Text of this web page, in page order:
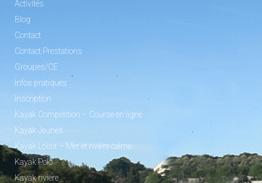
Activités
Blog
Contact
Contact Prestations
Groupes/CE
Infos pratiques
Inscription
Kayak Compétition – Course en ligne
Kayak Jeunes
Kayak Loisir – Mer et rivière calme
Kayak Polo
Kayak rivière